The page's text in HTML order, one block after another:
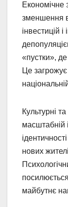
Економічне
зменшення
інвестицій
«пустки»,
Це загрожує
Культурні
масштабній
нових
майбутнє